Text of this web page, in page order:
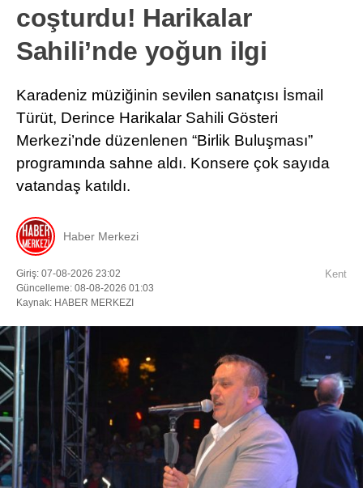
coşturdu! Harikalar
Sahili’nde yoğun ilgi
Karadeniz müziğinin sevilen sanatçısı İsmail
Türüt, Derince Harikalar Sahili Gösteri
Merkezi’nde düzenlenen “Birlik Buluşması”
programında sahne aldı. Konsere çok sayıda
vatandaş katıldı.
Haber Merkezi
Giriş: 07-08-2026 23:02
Güncelleme: 08-08-2026 01:03
Kaynak: HABER MERKEZI
Kent